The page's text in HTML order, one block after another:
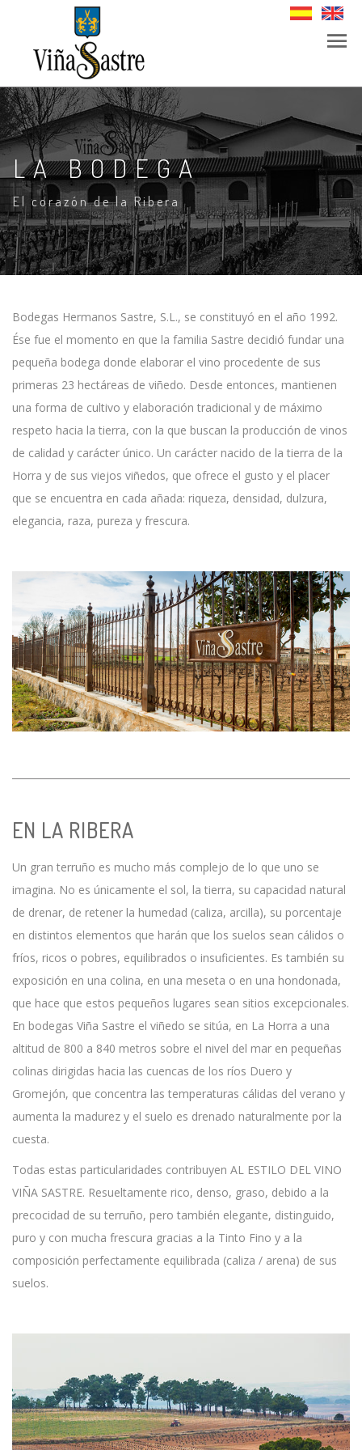
LA BODEGA
El corazón de la Ribera
Bodegas Hermanos Sastre, S.L., se constituyó en el año 1992.
Ése fue el momento en que la familia Sastre decidió fundar una
pequeña bodega donde elaborar el vino procedente de sus
primeras 23 hectáreas de viñedo. Desde entonces, mantienen
una forma de cultivo y elaboración tradicional y de máximo
respeto hacia la tierra, con la que buscan la producción de vinos
de calidad y carácter único. Un carácter nacido de la tierra de la
Horra y de sus viejos viñedos, que ofrece el gusto y el placer
que se encuentra en cada añada: riqueza, densidad, dulzura,
elegancia, raza, pureza y frescura.
EN LA RIBERA
Un gran terruño es mucho más complejo de lo que uno se
imagina. No es únicamente el sol, la tierra, su capacidad natural
de drenar, de retener la humedad (caliza, arcilla), su porcentaje
en distintos elementos que harán que los suelos sean cálidos o
fríos, ricos o pobres, equilibrados o insuficientes. Es también su
exposición en una colina, en una meseta o en una hondonada,
que hace que estos pequeños lugares sean sitios excepcionales.
En bodegas Viña Sastre el viñedo se sitúa, en La Horra a una
altitud de 800 a 840 metros sobre el nivel del mar en pequeñas
colinas dirigidas hacia las cuencas de los ríos Duero y
Gromejón, que concentra las temperaturas cálidas del verano y
aumenta la madurez y el suelo es drenado naturalmente por la
cuesta.
Todas estas particularidades contribuyen AL ESTILO DEL VINO
VIÑA SASTRE. Resueltamente rico, denso, graso, debido a la
precocidad de su terruño, pero también elegante, distinguido,
puro y con mucha frescura gracias a la Tinto Fino y a la
composición perfectamente equilibrada (caliza / arena) de sus
suelos.